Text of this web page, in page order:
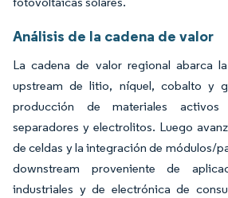
Análisis de la cadena de valor
La cadena de valor regional abarca
upstream de litio, níquel, cobalto y
producción de materiales
separadores y electrolitos. Luego
de celdas y la integración de módulos/
downstream proveniente de
industriales y de electrónica de